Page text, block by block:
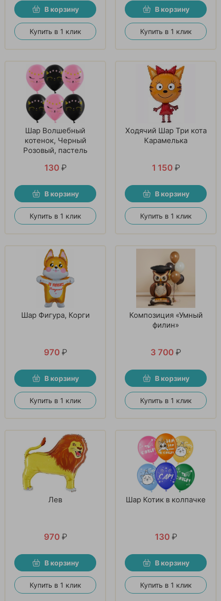
В корзину
Купить в 1 клик
В корзину
Купить в 1 клик
Шар Волшебный
котенок, Черный
Розовый, пастель
130 ₽
В корзину
Купить в 1 клик
Ходячий Шар Три кота
Карамелька
1 150 ₽
В корзину
Купить в 1 клик
Шар Фигура, Корги
970 ₽
В корзину
Купить в 1 клик
Композиция «Умный
филин»
3 700 ₽
В корзину
Купить в 1 клик
Лев
970 ₽
В корзину
Купить в 1 клик
Шар Котик в колпачке
130 ₽
В корзину
Купить в 1 клик